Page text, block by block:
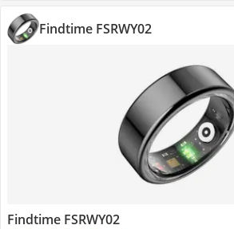
Findtime FSRWY02
Findtime FSRWY02